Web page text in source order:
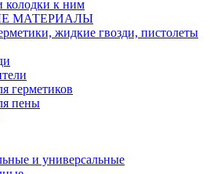
колодки к ним
МАТЕРИАЛЫ
жидкие гвозди, пистолеты
герметиков
пены
и универсальные